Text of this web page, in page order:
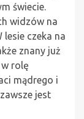
świecie.
widzów na
lesie czeka na
znany już
rolę
mądrego i
jest